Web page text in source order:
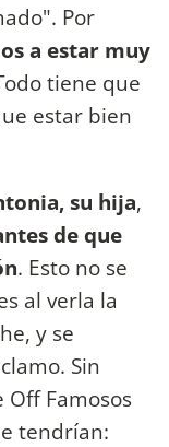
Por
a estar muy
tiene que
estar bien
su hija,
de que
. Esto no se
al verla la
y se
Sin
Famosos
tendrían: